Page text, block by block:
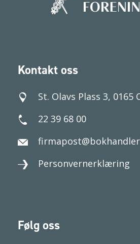
Kontakt oss
St. Olavs Plass 3, 0165
22 39 68 00
Personvernerklæring
Følg oss